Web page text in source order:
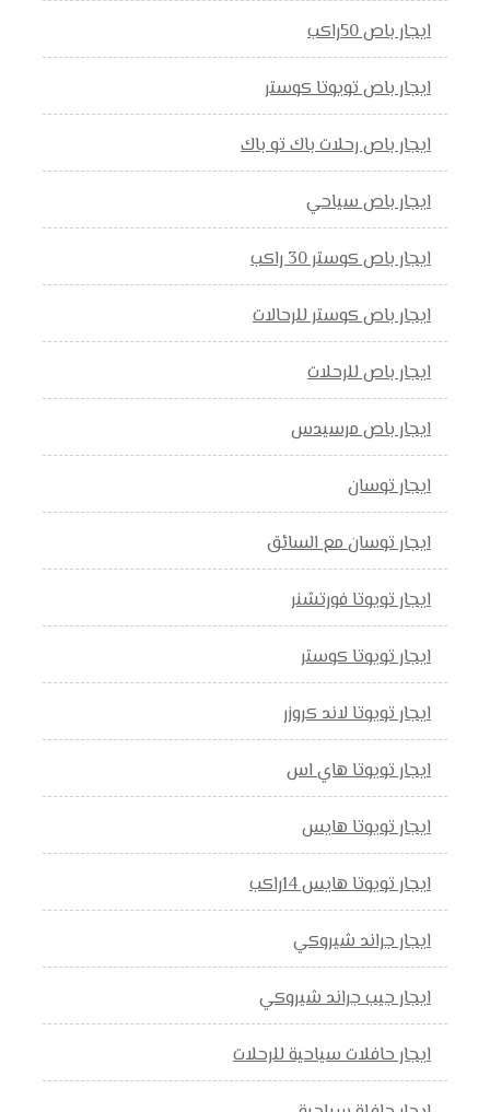
ايجار باص 50راكب
ايجار باص تويوتا كوستر
ايجار باص رحلات باك تو باك
ايجار باص سياحي
ايجار باص كوستر 30 راكب
ايجار باص كوستر للرحالات
ايجار باص للرحلات
ايجار باص مرسيدس
ايجار توسان
ايجار توسان مع السائق
ايجار تويوتا فورتشنر
ايجار تويوتا كوستر
ايجار تويوتا لاند كروزر
ايجار تويوتا هاي اس
ايجار تويوتا هايس
ايجار تويوتا هايس 14راكب
ايجار جراند شيروكي
ايجار جيب جراند شيروكي
ايجار حافلات سياحية للرحلات